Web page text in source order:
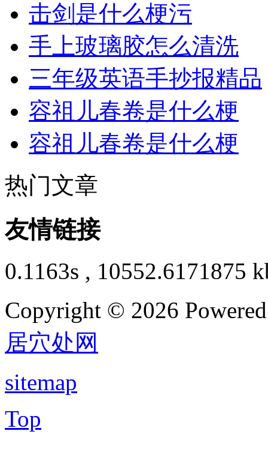
击剑是什么梗污
手上玻璃胶怎么清洗
三年级英语手抄报精品
容祖儿春卷是什么梗
容祖儿春卷是什么梗
热门文章
友情链接
0.1163s , 10552.6171875
Copyright © 2026
居穴处网
sitemap
Top